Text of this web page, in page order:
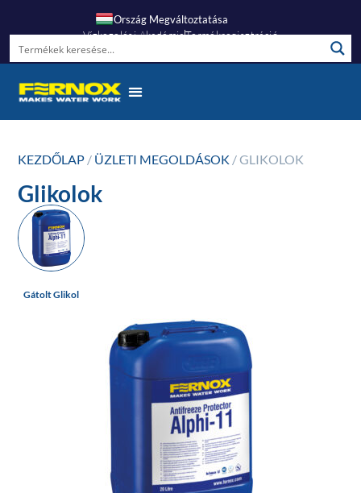
Ország Megváltoztatása
Vízkezelési AkadémiaTermékregisztráció
KEZDŐLAP / ÜZLETI MEGOLDÁSOK / GLIKOLOK
Glikolok
Gátolt Glikol